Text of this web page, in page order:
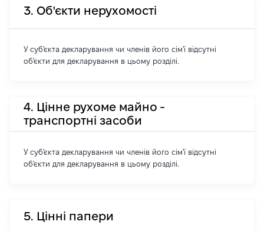
3. Об'єкти нерухомості
У суб'єкта декларування чи членів його сім'ї відсутні
об'єкти для декларування в цьому розділі.
4. Цінне рухоме майно -
транспортні засоби
У суб'єкта декларування чи членів його сім'ї відсутні
об'єкти для декларування в цьому розділі.
5. Цінні папери